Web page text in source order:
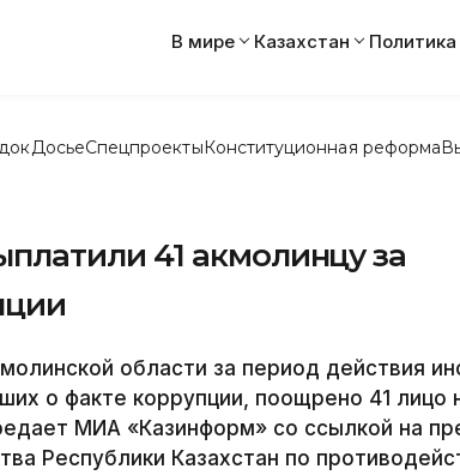
В мире Казахстан Политика
ДосьеСпецпроектыКонституционная реформа
41 акмолинцу за
области за период действия
о факте коррупции, поощрено 41 лицо
МИА «Казинформ» со ссылкой на
Республики Казахстан по